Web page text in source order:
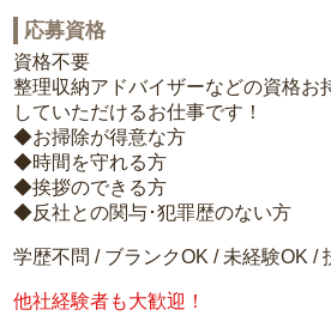
応募資格
資格不要
整理収納アドバイザーなどの資格お
していただけるお仕事です！
◆お掃除が得意な方
◆時間を守れる方
◆挨拶のできる方
◆反社との関与･犯罪歴のない方
学歴不問 / ブランクOK / 未経験OK /
他社経験者も大歓迎！